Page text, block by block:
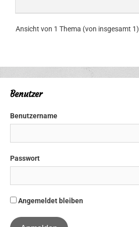
Ansicht von 1 Thema (von insgesamt 1)
Benutzer
Benutzername
Passwort
Angemeldet bleiben